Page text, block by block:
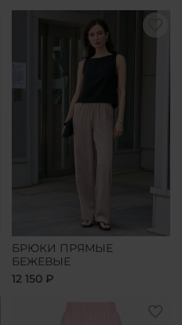
БРЮКИ ПРЯМЫЕ
БЕЖЕВЫЕ
12 150 ₽